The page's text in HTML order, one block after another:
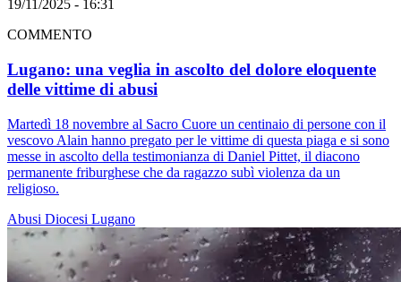
19/11/2025 - 16:31
COMMENTO
Lugano: una veglia in ascolto del dolore eloquente
delle vittime di abusi
Martedì 18 novembre al Sacro Cuore un centinaio di persone con il
vescovo Alain hanno pregato per le vittime di questa piaga e si sono
messe in ascolto della testimonianza di Daniel Pittet, il diacono
permanente friburghese che da ragazzo subì violenza da un
religioso.
Abusi Diocesi Lugano